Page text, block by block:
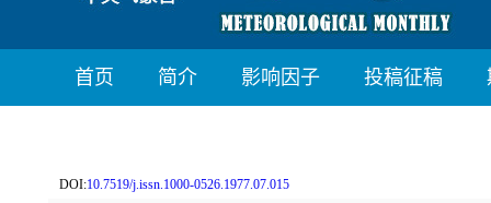
首页 简介 影响因子 投稿征稿
DOI:10.7519/j.issn.1000-0526.1977.07.015